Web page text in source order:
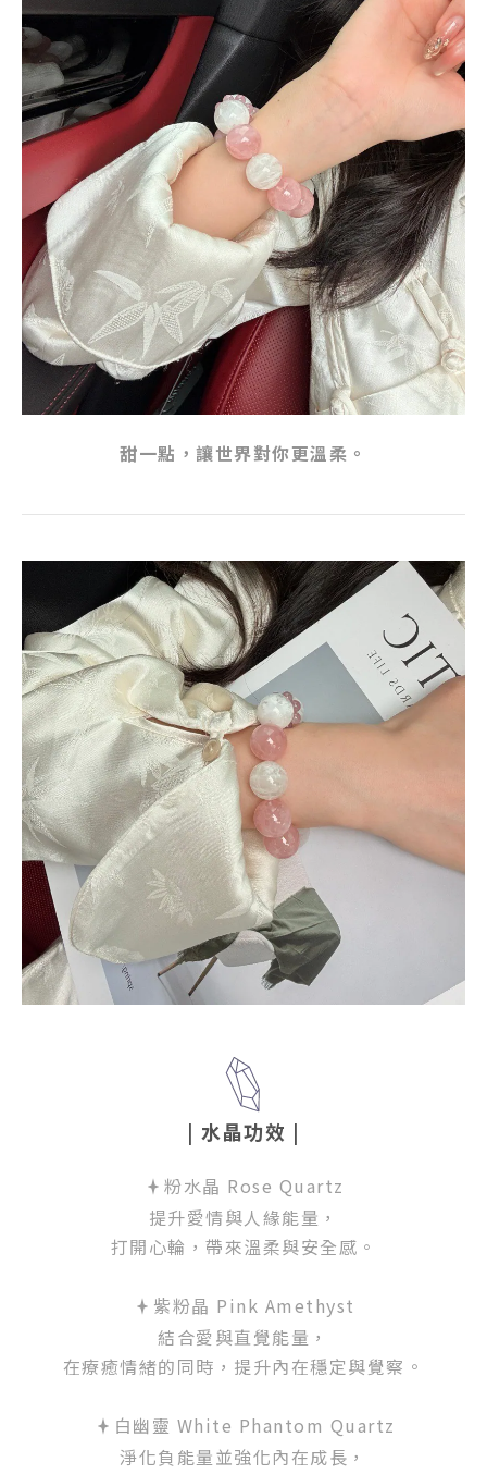
甜一點，讓世界對你更溫柔。
| 水晶功效 |
粉水晶 Rose Quartz
提升愛情與人緣能量，
打開心輪，帶來溫柔與安全感。
紫粉晶 Pink Amethyst
結合愛與直覺能量，
在療癒情緒的同時，提升內在穩定與覺察。
白幽靈 White Phantom Quartz
淨化負能量並強化內在成長，